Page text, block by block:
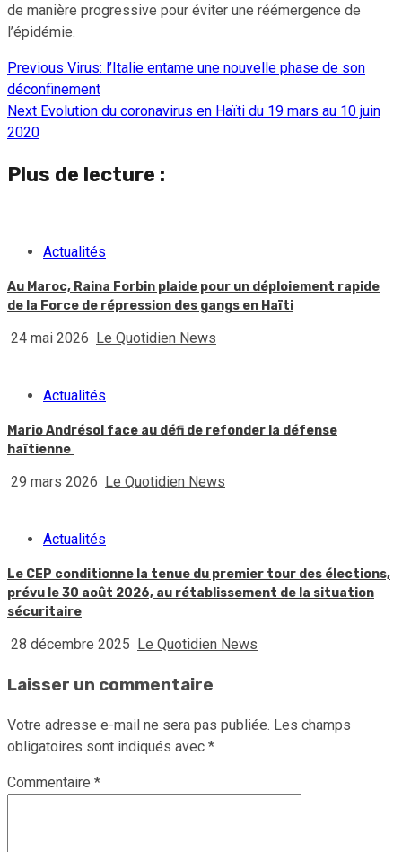
de manière progressive pour éviter une réémergence de
l’épidémie.
Continue
Reading
Previous Virus: l’Italie entame une nouvelle phase de son
déconfinement
Next Evolution du coronavirus en Haïti du 19 mars au 10 juin
2020
Plus de lecture :
Actualités
Au Maroc, Raina Forbin plaide pour un déploiement rapide
de la Force de répression des gangs en Haïti
24 mai 2026 Le Quotidien News
Actualités
Mario Andrésol face au défi de refonder la défense
haïtienne
29 mars 2026 Le Quotidien News
Actualités
Le CEP conditionne la tenue du premier tour des élections,
prévu le 30 août 2026, au rétablissement de la situation
sécuritaire
28 décembre 2025 Le Quotidien News
Laisser un commentaire
Votre adresse e-mail ne sera pas publiée. Les champs
obligatoires sont indiqués avec *
Commentaire *